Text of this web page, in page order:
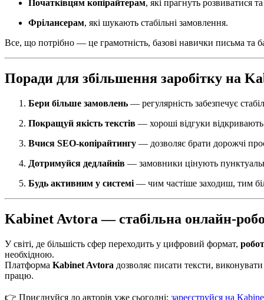
Початківцям копірайтерам, які прагнуть розвиватися
Фрілансерам, які шукають стабільні замовлення.
Все, що потрібно — це грамотність, базові навички письма та
Поради для збільшення заробітку на
Бери більше замовлень — регулярність забезпечує
Покращуй якість текстів — хороші відгуки
Вчися SEO-копірайтингу — дозволяє брати дорожчі
Дотримуйся дедлайнів — замовники цінують
Будь активним у системі — чим частіше заходиш, тим
Kabinet Avtora — стабільна онлайн-
У світі, де більшість сфер переходить у цифровий формат,
необхідною.
Платформа Kabinet Avtora дозволяє писати тексти,
працю.
👉 Приєднуйся до авторів уже сьогодні: зареєструйся на